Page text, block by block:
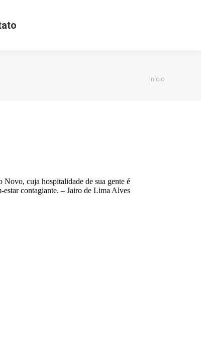
aqui:
Início
cuja hospitalidade de sua gente é
estar contagiante. – Jairo de Lima Alves